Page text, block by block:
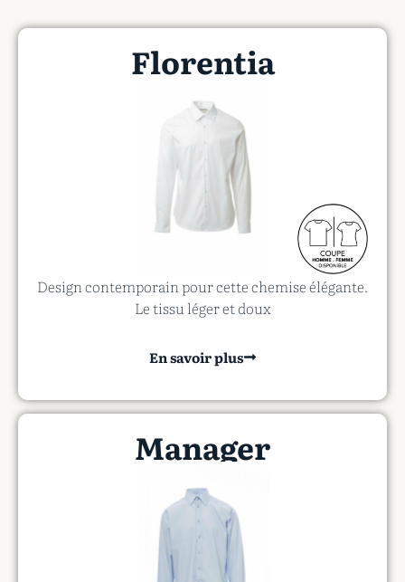
Florentia
Design contemporain pour cette chemise élégante.
Le tissu léger et doux
En savoir plus
Manager